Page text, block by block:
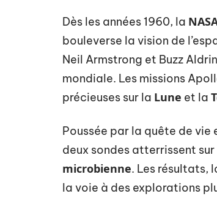
Dès les années 1960, la
bouleverse la vision de
Neil Armstrong et Buzz
mondiale. Les missions
précieuses sur la Lune et la
Poussée par la quête de vie
deux sondes atterrissent sur
microbienne. Les résultats,
la voie à des explorations